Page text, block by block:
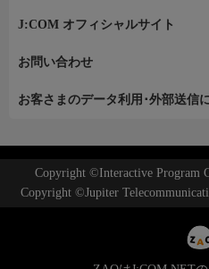
J:COM オフィシャルサイト
お問い合わせ
お客さまのデータ利用･外部送信
Copyright ©Interactive Program
Copyright ©Jupiter